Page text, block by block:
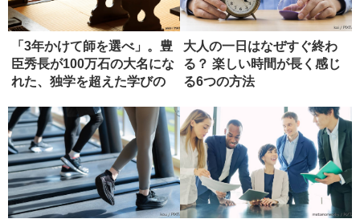
「3年かけて師を選べ」。豊
臣秀長が100万石の大名にな
れた、独学を超えた学びの
大人の一日はなぜすぐ終わ
る？ 楽しい時間が長く感じ
る6つの方法